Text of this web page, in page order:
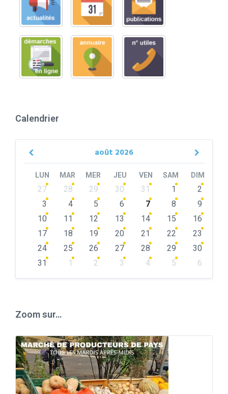
Calendrier
août 2026
Previous
LUN MAR MER JEU VEN SAM DIM
Skip
calendar
27 28 29 30 31 1
2
3
4 5 6 7 8
9
10
11 12 13 14 15
16
17
18 19 20 21 22
23
24
25 26 27 28 29
30
31
1 2 3 4 5
6
Zoom sur…